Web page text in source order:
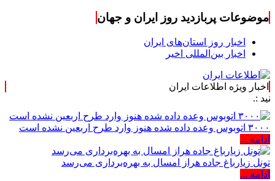
موضوعات پربازدید روز ایران و جهان
اخبار روز استان‌های ایران
اخبار بین‌المللی اخیر
اخبار ویژه اطلاعات ایران
۳۰۰۰ اتوبوس وعده داده شده هنوز وارد طرح اربعین نشده است
ادامه ...
تونل زیارباغ جاده هراز امسال به بهره‌برداری می‌رسد
ادامه ...